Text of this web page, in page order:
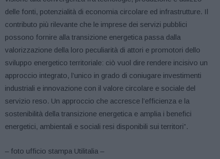
delle fonti, potenzialità di economia circolare ed infrastrutture. Il
contributo più rilevante che le imprese dei servizi pubblici
possono fornire alla transizione energetica passa dalla
valorizzazione della loro peculiarità di attori e promotori dello
sviluppo energetico territoriale: ciò vuol dire rendere incisivo un
approccio integrato, l’unico in grado di coniugare investimenti
industriali e innovazione con il valore circolare e sociale del
servizio reso. Un approccio che accresce l’efficienza e la
sostenibilità della transizione energetica e amplia i benefici
energetici, ambientali e sociali resi disponibili sui territori”.
– foto ufficio stampa Utilitalia –